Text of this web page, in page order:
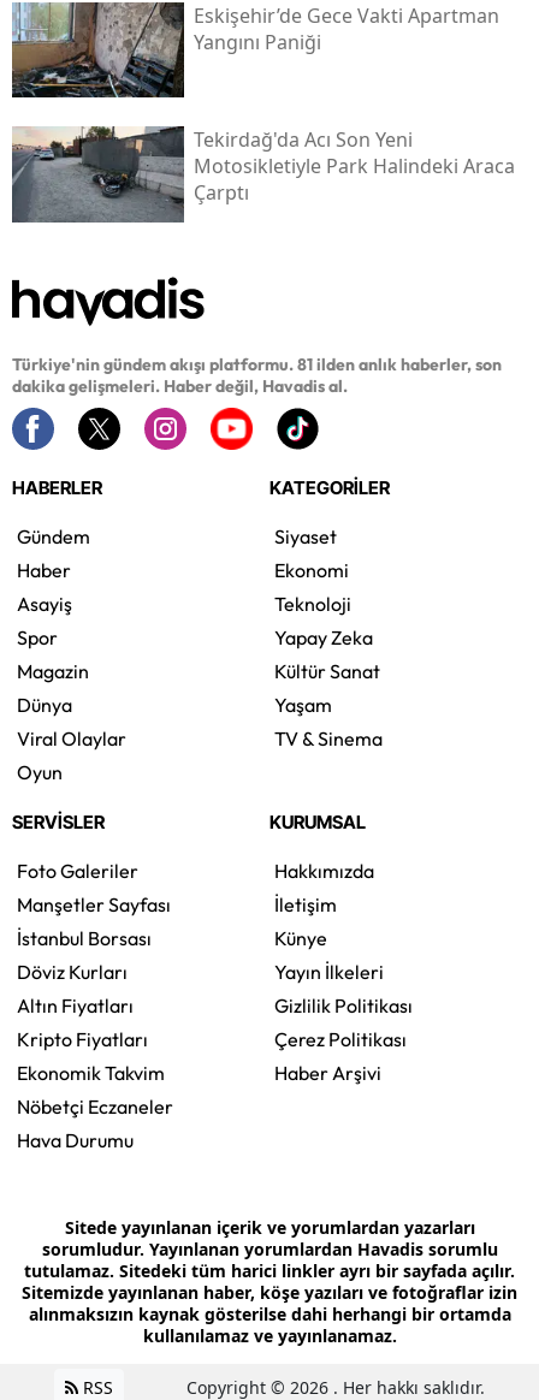
Eskişehir’de Gece Vakti Apartman
Yangını Paniği
Tekirdağ'da Acı Son Yeni
Motosikletiyle Park Halindeki Araca
Çarptı
Türkiye'nin gündem akışı platformu. 81 ilden anlık haberler, son
dakika gelişmeleri. Haber değil, Havadis al.
HABERLER
Gündem
Haber
Asayiş
Spor
Magazin
Dünya
Viral Olaylar
Oyun
KATEGORİLER
Siyaset
Ekonomi
Teknoloji
Yapay Zeka
Kültür Sanat
Yaşam
TV & Sinema
SERVİSLER
Foto Galeriler
Manşetler Sayfası
İstanbul Borsası
Döviz Kurları
Altın Fiyatları
Kripto Fiyatları
Ekonomik Takvim
Nöbetçi Eczaneler
Hava Durumu
KURUMSAL
Hakkımızda
İletişim
Künye
Yayın İlkeleri
Gizlilik Politikası
Çerez Politikası
Haber Arşivi
Sitede yayınlanan içerik ve yorumlardan yazarları
sorumludur. Yayınlanan yorumlardan Havadis sorumlu
tutulamaz. Sitedeki tüm harici linkler ayrı bir sayfada açılır.
Sitemizde yayınlanan haber, köşe yazıları ve fotoğraflar izin
alınmaksızın kaynak gösterilse dahi herhangi bir ortamda
kullanılamaz ve yayınlanamaz.
RSS Copyright © 2026 . Her hakkı saklıdır.